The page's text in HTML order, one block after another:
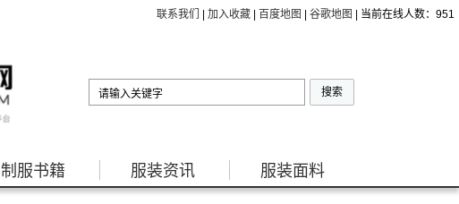
联系我们 加入收藏 百度地图 谷歌地图 | 当前在线人数： 951
制服书籍 服装资讯 服装面料